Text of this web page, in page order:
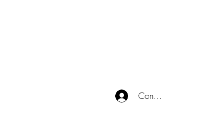
Connexion